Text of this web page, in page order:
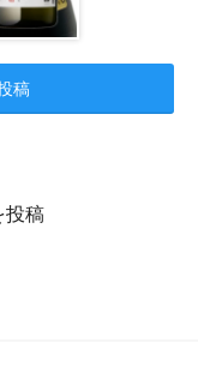
稿
投稿